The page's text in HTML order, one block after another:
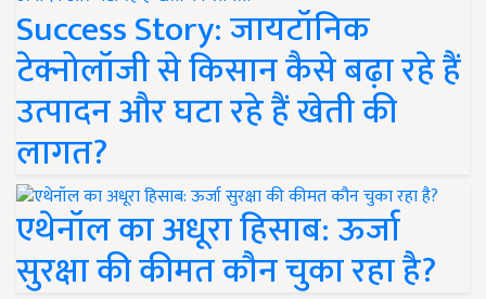
Success Story: जायटॉनिक
टेक्नोलॉजी से किसान कैसे बढ़ा रहे हैं
उत्पादन और घटा रहे हैं खेती की
लागत?
एथेनॉल का अधूरा हिसाब: ऊर्जा
सुरक्षा की कीमत कौन चुका रहा है?